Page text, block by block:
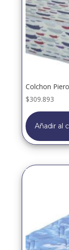
Colchon
$309.893
Añadir al